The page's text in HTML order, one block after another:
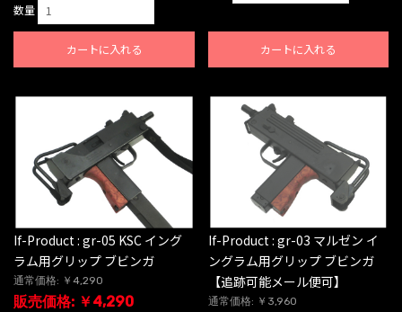
数量
カートに入れる カートに入れる
If-Product : gr-05 KSC イング
ラム用グリップ ブビンガ
通常価格: ￥4,290
販売価格: ￥4,290
If-Product : gr-03 マルゼン イ
ングラム用グリップ ブビンガ
【追跡可能メール便可】
通常価格: ￥3,960